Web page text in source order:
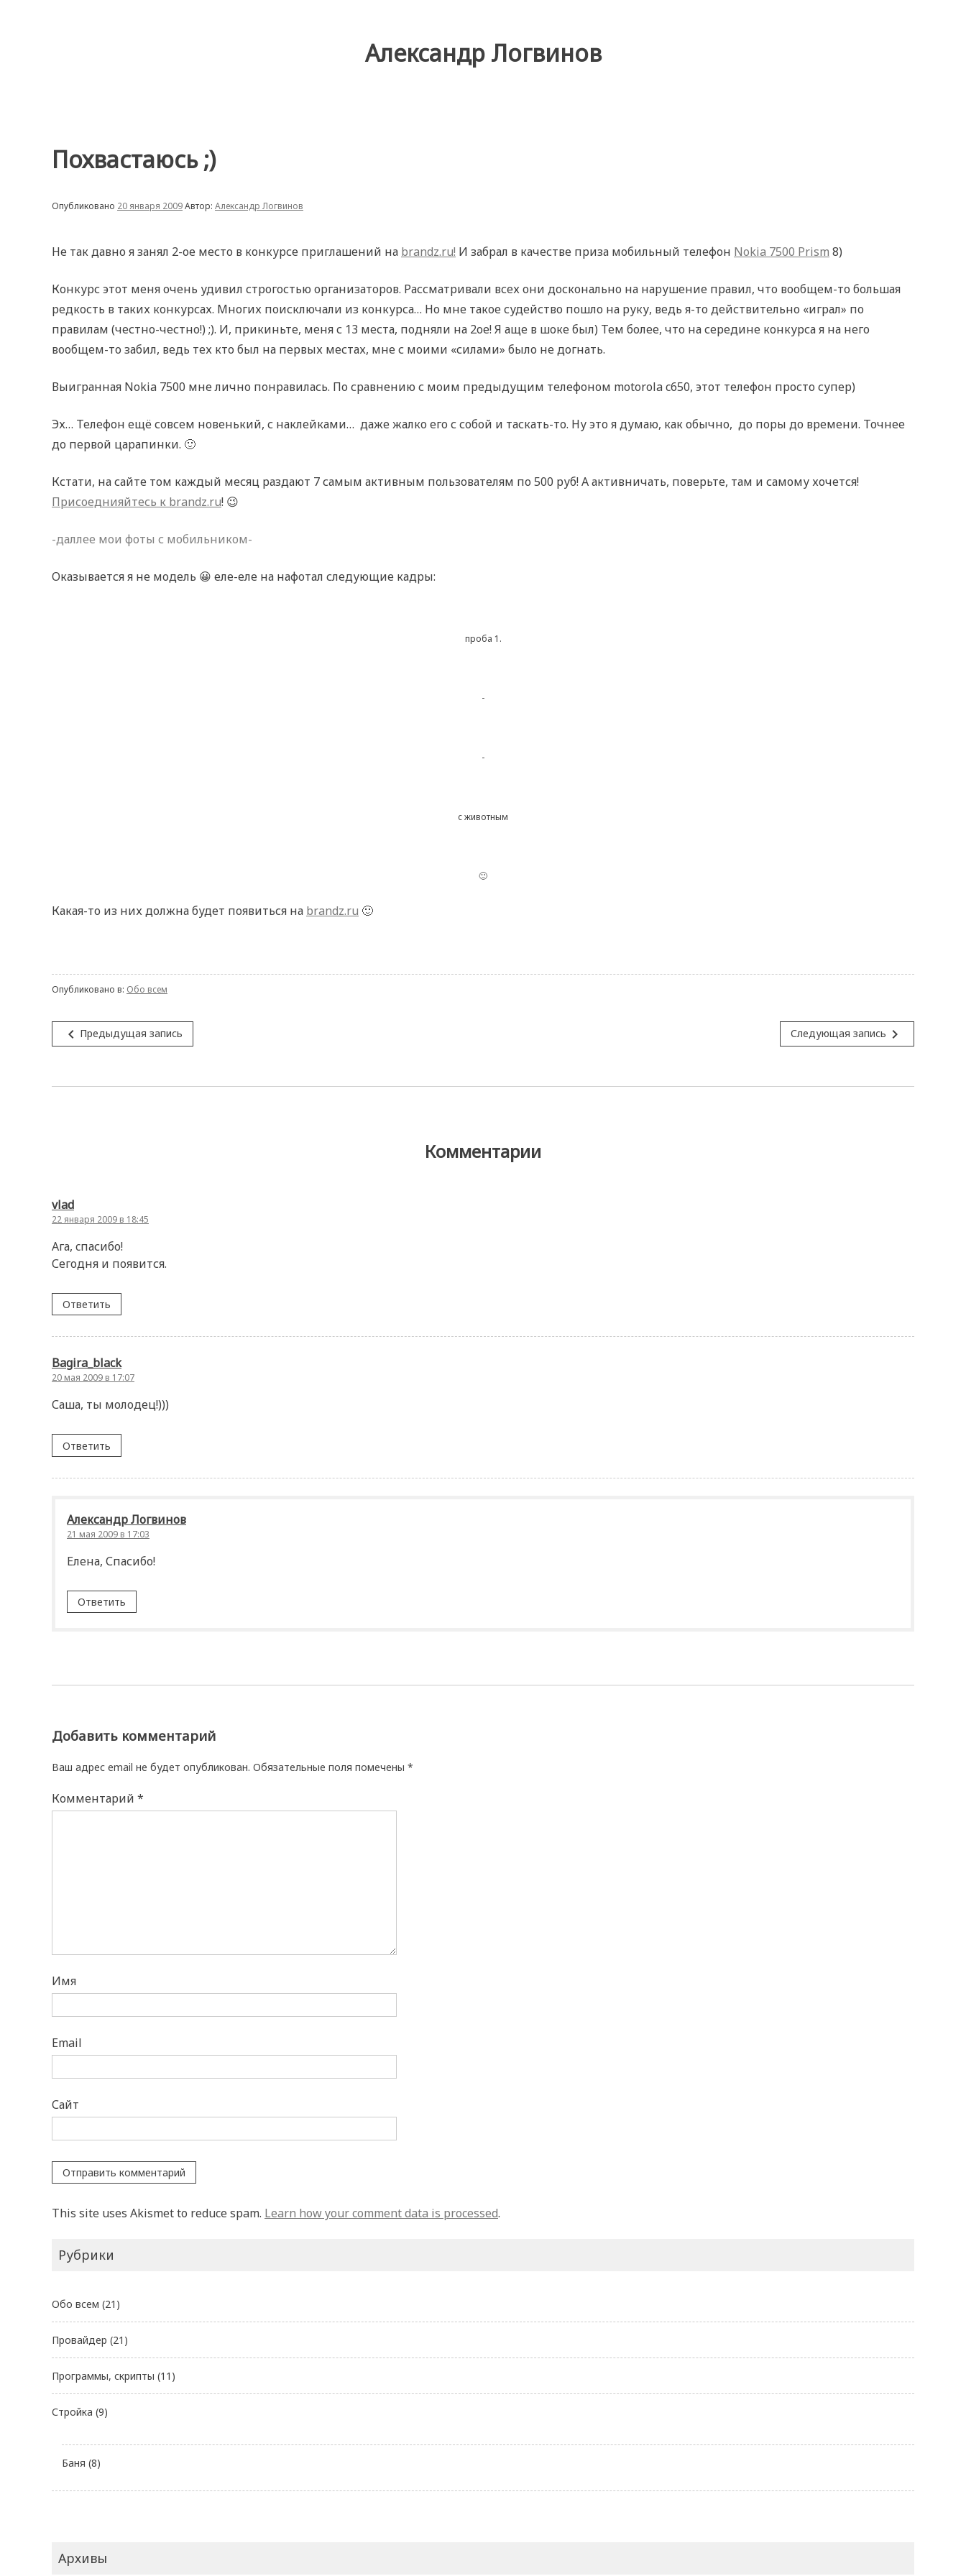
Александр Логвинов
Похвастаюсь ;)
Опубликовано 20 января 2009Автор: Александр Логвинов
Не так давно я занял 2-ое место в конкурсе приглашений на brandz.ru! И забрал в качестве приза мобильный телефон Nokia 7500 Prism 8)
Конкурс этот меня очень удивил строгостью организаторов. Рассматривали всех они досконально на нарушение правил, что вообщем-то большая
редкость в таких конкурсах. Многих поисключали из конкурса… Но мне такое судейство пошло на руку, ведь я-то действительно «играл» по
правилам (честно-честно!) ;). И, прикиньте, меня с 13 места, подняли на 2ое! Я аще в шоке был) Тем более, что на середине конкурса я на него
вообщем-то забил, ведь тех кто был на первых местах, мне с моими «силами» было не догнать.
Выигранная Nokia 7500 мне лично понравилась. По сравнению с моим предыдущим телефоном motorola c650, этот телефон просто супер)
Эх… Телефон ещё совсем новенький, с наклейками… даже жалко его с собой и таскать-то. Ну это я думаю, как обычно, до поры до времени. Точнее
до первой царапинки. 🙂
Кстати, на сайте том каждый месяц раздают 7 самым активным пользователям по 500 руб! А активничать, поверьте, там и самому хочется!
Присоеднияйтесь к brandz.ru! 😉
-даллее мои фоты с мобильником-
Оказывается я не модель 😀 еле-еле на нафотал следующие кадры:
проба 1.
-
-
с животным
🙂
Какая-то из них должна будет появиться на brandz.ru 🙂
Опубликовано в: Обо всем
Навигация
по
navigate_before Предыдущая запись Следующая запись navigate_next
Комментарии
vlad
22 января 2009 в 18:45
Ага, cпасибо!
Сегодня и появится.
Ответить
Bagira_black
20 мая 2009 в 17:07
Саша, ты молодец!)))
Ответить
Александр Логвинов
21 мая 2009 в 17:03
Елена, Спасибо!
Ответить
Добавить комментарий
Ваш адрес email не будет опубликован. Обязательные поля помечены *
Комментарий *
Имя
Email
Сайт
This site uses Akismet to reduce spam. Learn how your comment data is processed.
Рубрики
Обо всем (21)
Провайдер (21)
Программы, скрипты (11)
Стройка (9)
Баня (8)
Архивы